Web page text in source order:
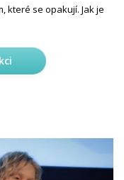
které se opakují. Jak je